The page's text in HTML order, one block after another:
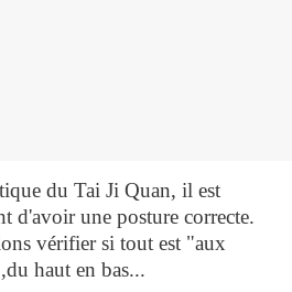
du Tai Ji Quan, il est
d'avoir une posture correcte.
vérifier si tout est "aux
haut en bas...